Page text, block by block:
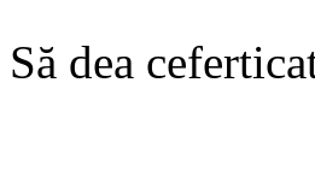
Să dea